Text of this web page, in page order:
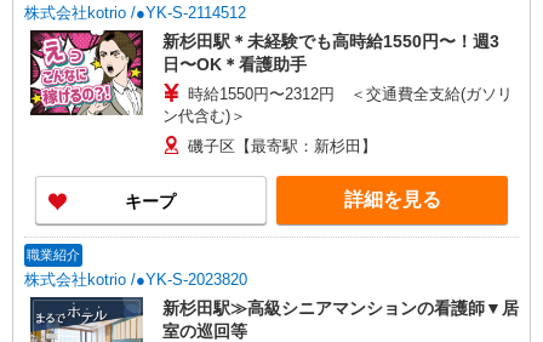
株式会社kotrio /●YK-S-2114512
新杉田駅＊未経験でも高時給1550円〜！週3
日〜OK＊看護助手
時給1550円〜2312円 ＜交通費全支給(ガソリ
ン代含む)＞
磯子区【最寄駅：新杉田】
キープ 詳細を見る
職業紹介
株式会社kotrio /●YK-S-2023820
新杉田駅≫高級シニアマンションの看護師▼居
室の巡回等